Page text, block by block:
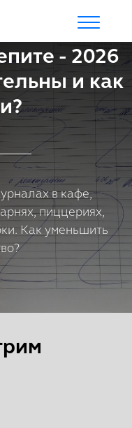
- 2026
и как
в кафе,
пиццериях,
Как уменьшить